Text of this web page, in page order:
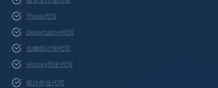
Thesis代写
Dissertation代写
生物统计学代写
History历史代写
统计作业代写